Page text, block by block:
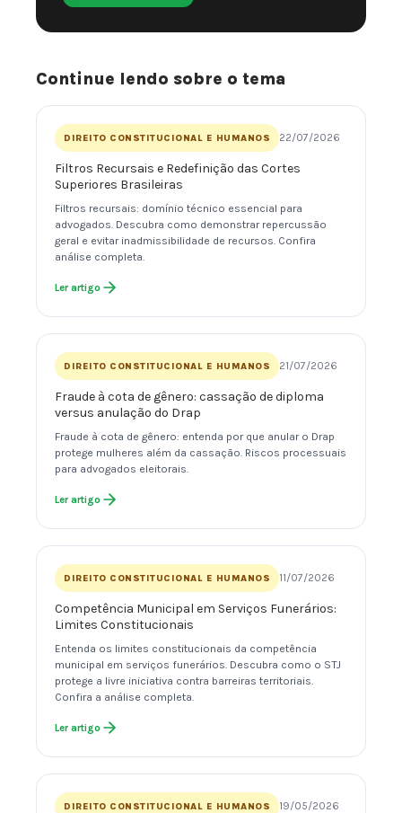
Continue lendo sobre o tema
DIREITO CONSTITUCIONAL E HUMANOS 22/07/2026
Filtros Recursais e Redefinição das Cortes
Superiores Brasileiras
Filtros recursais: domínio técnico essencial para
advogados. Descubra como demonstrar repercussão
geral e evitar inadmissibilidade de recursos. Confira
análise completa.
Ler artigo
DIREITO CONSTITUCIONAL E HUMANOS 21/07/2026
Fraude à cota de gênero: cassação de diploma
versus anulação do Drap
Fraude à cota de gênero: entenda por que anular o Drap
protege mulheres além da cassação. Riscos processuais
para advogados eleitorais.
Ler artigo
DIREITO CONSTITUCIONAL E HUMANOS 11/07/2026
Competência Municipal em Serviços Funerários:
Limites Constitucionais
Entenda os limites constitucionais da competência
municipal em serviços funerários. Descubra como o STJ
protege a livre iniciativa contra barreiras territoriais.
Confira a análise completa.
Ler artigo
DIREITO CONSTITUCIONAL E HUMANOS 19/05/2026